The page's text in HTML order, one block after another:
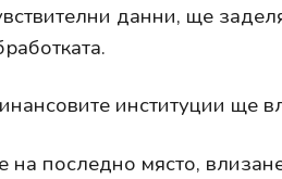
данни, ще
институции ще
на последно място,